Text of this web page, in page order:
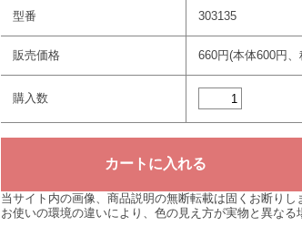
型番 303135
販売価格 660円(本体600円
購入数
当サイト内の画像、商品説明の無断転載は固くお断りし
お使いの環境の違いにより、色の見え方が実物と異なる